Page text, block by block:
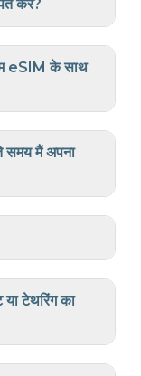
करें?
eSIM के साथ
समय मैं अपना
टेथरिंग का